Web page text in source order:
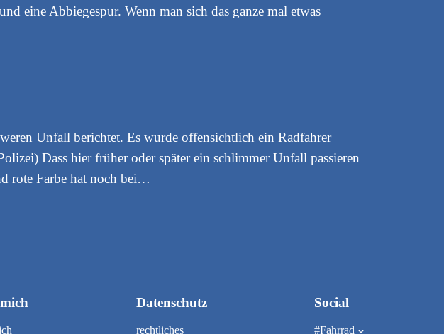
eine Abbiegespur. Wenn man sich das ganze mal etwas
Unfall berichtet. Es wurde offensichtlich ein Radfahrer
Dass hier früher oder später ein schlimmer Unfall passieren
rote Farbe hat noch bei…
Datenschutz
rechtliches
Social
#Fahrrad